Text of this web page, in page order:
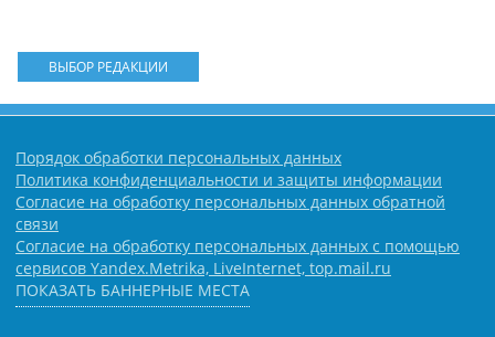
ВЫБОР РЕДАКЦИИ
Порядок обработки персональных данных
Политика конфиденциальности и защиты информации
Согласие на обработку персональных данных обратной
связи
Согласие на обработку персональных данных с помощью
сервисов Yandex.Metrika, LiveInternet, top.mail.ru
ПОКАЗАТЬ БАННЕРНЫЕ МЕСТА